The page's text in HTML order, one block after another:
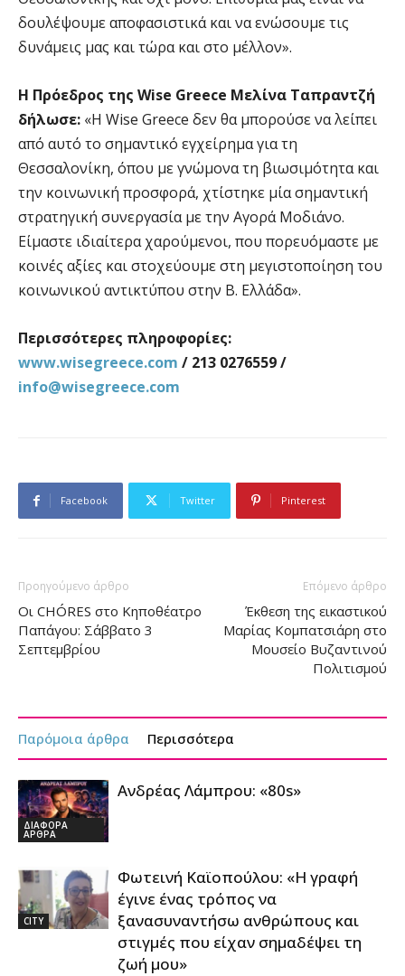
δουλέψουμε αποφασιστικά και να ενώσουμε τις
δυνάμεις μας και τώρα και στο μέλλον».
Η Πρόεδρος της Wise Greece Μελίνα Ταπραντζή
δήλωσε: «Η Wise Greece δεν θα μπορούσε να λείπει
από αυτό το σημαντικό εγχείρημα για τη
Θεσσαλονίκη, όπου με γνώμονα τη βιωσιμότητα και
την κοινωνική προσφορά, χτίστηκε μία σημαντική
στρατηγική συνεργασία με την Αγορά Μοδιάνο.
Είμαστε ιδιαίτερα χαρούμενοι, που πορευόμαστε με
κοινές αξίες και στοχεύουμε στη μεγιστοποίηση του
κοινωνικού αντικτύπου στην Β. Ελλάδα».
Περισσότερες πληροφορίες:
www.wisegreece.com / 213 0276559 /
info@wisegreece.com
Facebook Twitter Pinterest
Προηγούμενο άρθρο
Oι CHÓRES στο Κηποθέατρο
Παπάγου: Σάββατο 3
Σεπτεμβρίου
Επόμενο άρθρο
Έκθεση της εικαστικού
Μαρίας Κομπατσιάρη στο
Μουσείο Βυζαντινού
Πολιτισμού
Παρόμοια άρθρα Περισσότερα
ΔΙΑΦΟΡΑ
ΑΡΘΡΑ
Ανδρέας Λάμπρου: «80s»
CITY
Φωτεινή Καϊοπούλου: «Η γραφή
έγινε ένας τρόπος να
ξανασυναντήσω ανθρώπους και
στιγμές που είχαν σημαδέψει τη
ζωή μου»